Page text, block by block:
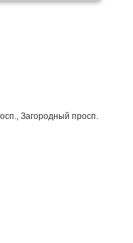
Загородный просп.